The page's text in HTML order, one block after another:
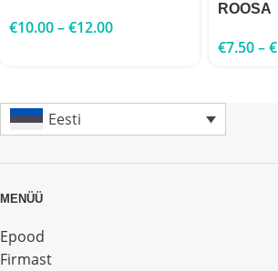
€10.00–€12.00
ROOSA
€7.50–€
Eesti
MENÜÜ
Epood
Firmast